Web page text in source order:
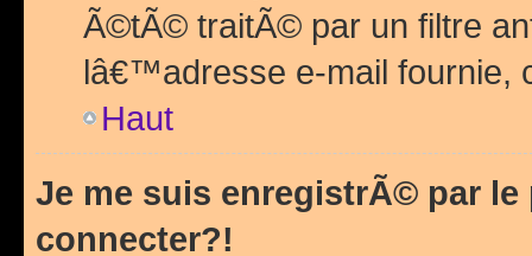
Ã©tÃ© traitÃ© par un filtre
lâ€™adresse e-mail fournie,
Haut
Je me suis enregistrÃ© par
connecter?!